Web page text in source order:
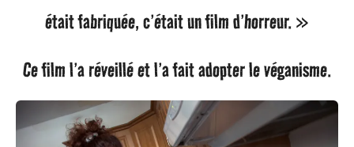
était fabriquée, c’était un film d’horreur. »
Ce film l’a réveillé et l’a fait adopter le véganisme.